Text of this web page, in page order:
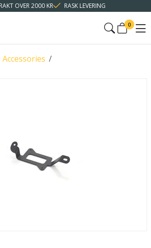
OVER 2000 KR RASK LEVERING
0
/
Accessories